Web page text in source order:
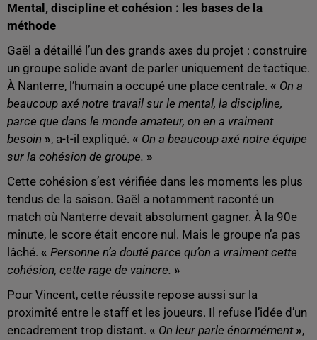
Mental, discipline et cohésion : les bases de la
méthode
Gaël a détaillé l’un des grands axes du projet : construire
un groupe solide avant de parler uniquement de tactique.
À Nanterre, l’humain a occupé une place centrale. « On a
beaucoup axé notre travail sur le mental, la discipline,
parce que dans le monde amateur, on en a vraiment
besoin », a-t-il expliqué. « On a beaucoup axé notre équipe
sur la cohésion de groupe. »
Cette cohésion s’est vérifiée dans les moments les plus
tendus de la saison. Gaël a notamment raconté un
match où Nanterre devait absolument gagner. À la 90e
minute, le score était encore nul. Mais le groupe n’a pas
lâché. « Personne n’a douté parce qu’on a vraiment cette
cohésion, cette rage de vaincre. »
Pour Vincent, cette réussite repose aussi sur la
proximité entre le staff et les joueurs. Il refuse l’idée d’un
encadrement trop distant. « On leur parle énormément»,